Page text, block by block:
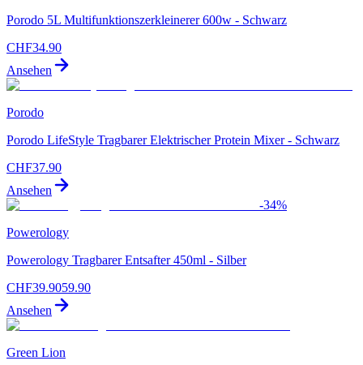
Porodo 5L Multifunktionszerkleinerer 600w - Schwarz
CHF34.90
Ansehen
Porodo
Porodo LifeStyle Tragbarer Elektrischer Protein Mixer - Schwarz
CHF37.90
Ansehen
-34%
Powerology
Powerology Tragbarer Entsafter 450ml - Silber
CHF39.9059.90
Ansehen
Green Lion